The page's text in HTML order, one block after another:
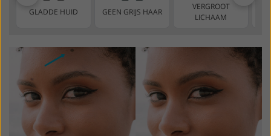
GLADDE HUID GEEN GRIJS HAAR
VERGROOT
LICHAAM